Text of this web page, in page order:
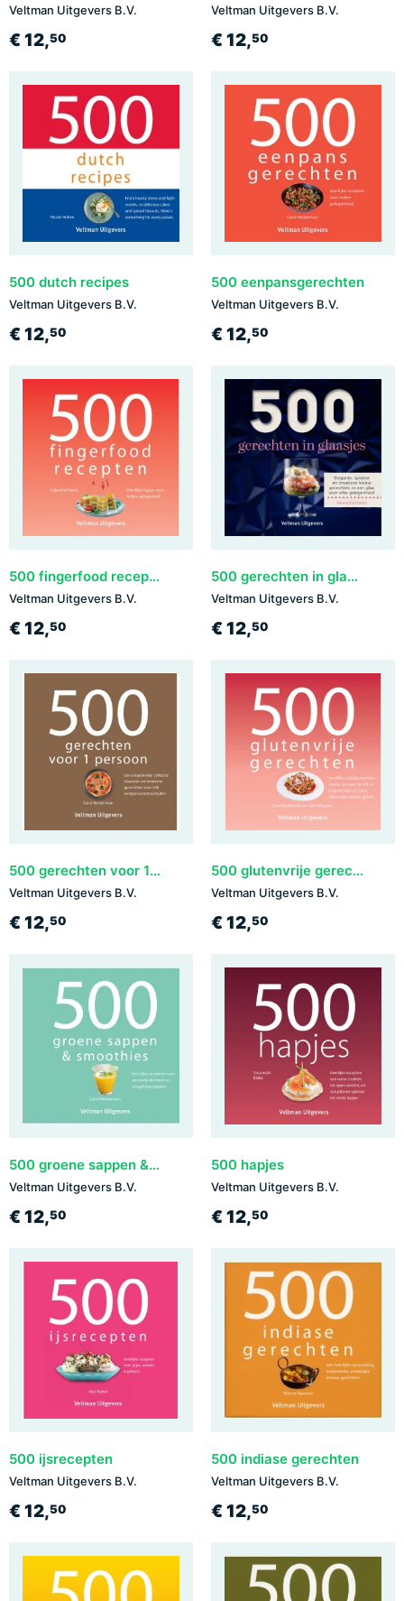
Veltman Uitgevers B.V.
€ 12,50
Veltman Uitgevers B.V.
€ 12,50
500 dutch recipes
Veltman Uitgevers B.V.
€ 12,50
500 eenpansgerechten
Veltman Uitgevers B.V.
€ 12,50
500 fingerfood recepten
Veltman Uitgevers B.V.
€ 12,50
500 gerechten in glaasjes
Veltman Uitgevers B.V.
€ 12,50
500 gerechten voor 1 persoon
Veltman Uitgevers B.V.
€ 12,50
500 glutenvrije gerechten
Veltman Uitgevers B.V.
€ 12,50
500 groene sappen & smoothies
Veltman Uitgevers B.V.
€ 12,50
500 hapjes
Veltman Uitgevers B.V.
€ 12,50
500 ijsrecepten
Veltman Uitgevers B.V.
€ 12,50
500 indiase gerechten
Veltman Uitgevers B.V.
€ 12,50